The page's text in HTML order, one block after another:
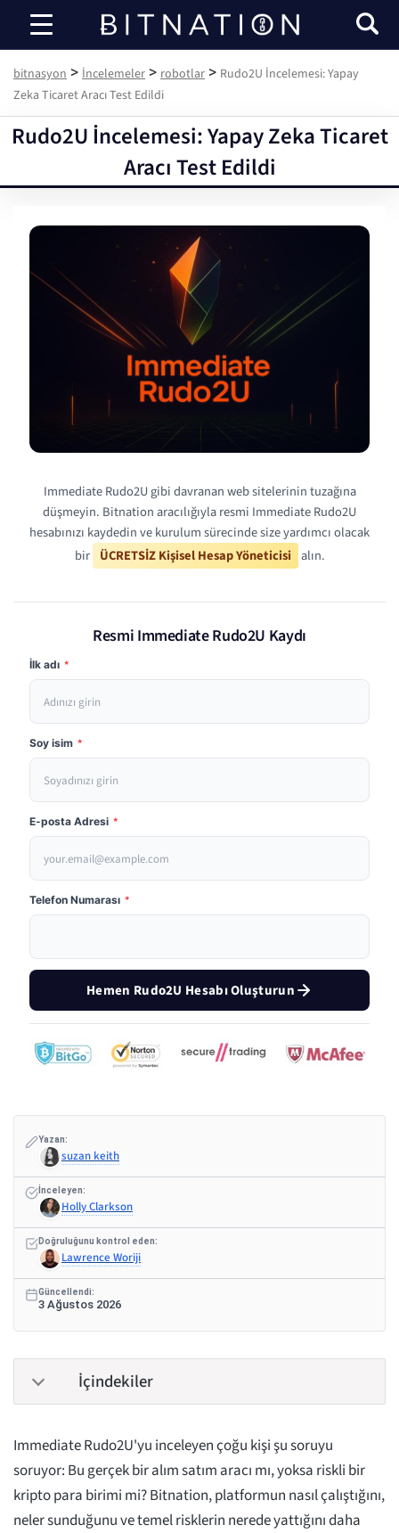
bitnasyon
bitnasyon > İncelemeler > robotlar > Rudo2U İncelemesi: Yapay
Zeka Ticaret Aracı Test Edildi
Rudo2U İncelemesi: Yapay Zeka Ticaret
Aracı Test Edildi
Immediate Rudo2U gibi davranan web sitelerinin tuzağına
düşmeyin. Bitnation aracılığıyla resmi Immediate Rudo2U
hesabınızı kaydedin ve kurulum sürecinde size yardımcı olacak
bir ÜCRETSİZ Kişisel Hesap Yöneticisi alın.
Resmi Immediate Rudo2U Kaydı
İlk adı *
Soy isim *
E-posta Adresi *
Telefon Numarası *
Hemen Rudo2U Hesabı Oluşturun
Yazan:
suzan keith
İnceleyen:
Holly Clarkson
Doğruluğunu kontrol eden:
Lawrence Woriji
Güncellendi:
3 Ağustos 2026
İçindekiler
Immediate Rudo2U'yu inceleyen çoğu kişi şu soruyu
soruyor: Bu gerçek bir alım satım aracı mı, yoksa riskli bir
kripto para birimi mi? Bitnation, platformun nasıl çalıştığını,
neler sunduğunu ve temel risklerin nerede yattığını daha